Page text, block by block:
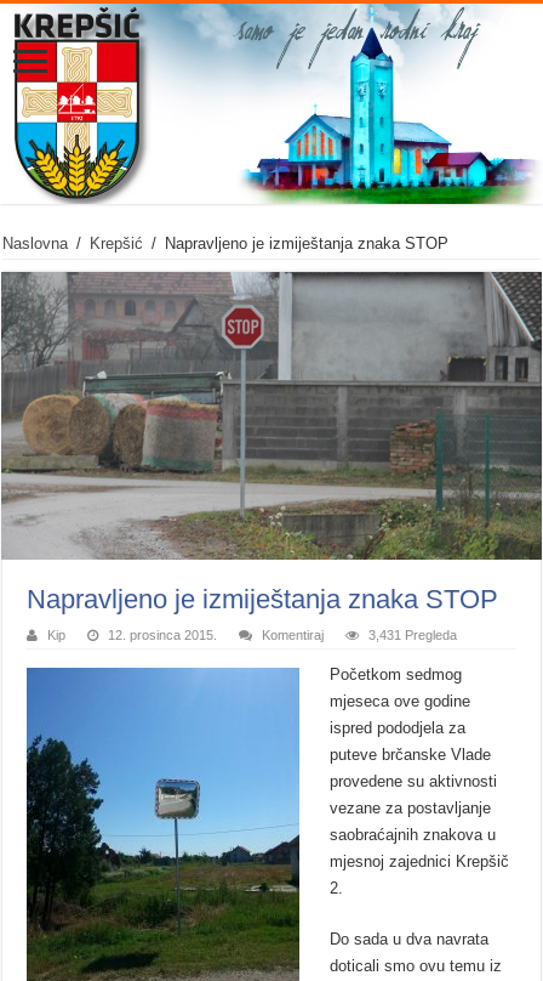
Naslovna / Krepšić / Napravljeno je izmiještanja znaka STOP
Napravljeno je izmiještanja znaka STOP
Kip 12. prosinca 2015. Komentiraj 3,431 Pregleda
Početkom sedmog
mjeseca ove godine
ispred pododjela za
puteve brčanske Vlade
provedene su aktivnosti
vezane za postavljanje
saobraćajnih znakova u
mjesnoj zajednici Krepšič
2.
Do sada u dva navrata
doticali smo ovu temu iz